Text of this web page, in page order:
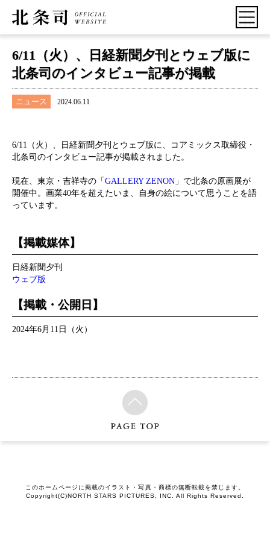
6/11（火）、日経新聞夕刊とウェブ版に
北条司のインタビュー記事が掲載
ニュース 2024.06.11
6/11（火）、日経新聞夕刊とウェブ版に、コアミックス取締役・
北条司のインタビュー記事が掲載されました。
現在、東京・吉祥寺の「GALLERY ZENON 」で北条の原画展が
開催中。画業40年を超えたいま、自身の絵について思うことを語
っています。
【掲載媒体】
日経新聞夕刊
ウェブ版
【掲載・公開日】
2024年6月11日（火）
このホームページに掲載のイラスト・写真・商標の無断転載を禁じます。
Copyright(C)NORTH STARS PICTURES, INC. All Rights Reserved.